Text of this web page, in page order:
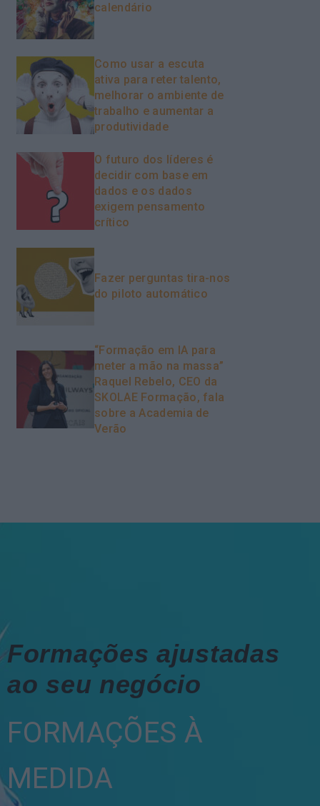
calendário
Como usar a escuta
ativa para reter talento,
melhorar o ambiente de
trabalho e aumentar a
produtividade
O futuro dos líderes é
decidir com base em
dados e os dados
exigem pensamento
crítico
Fazer perguntas tira-nos
do piloto automático
“Formação em IA para
meter a mão na massa”
Raquel Rebelo, CEO da
SKOLAE Formação, fala
sobre a Academia de
Verão
Formações ajustadas
ao seu negócio
FORMAÇÕES À
MEDIDA